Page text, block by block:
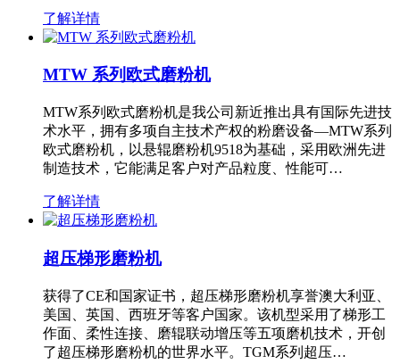
了解详情
MTW 系列欧式磨粉机
MTW系列欧式磨粉机是我公司新近推出具有国际先进技
术水平，拥有多项自主技术产权的粉磨设备—MTW系列
欧式磨粉机，以悬辊磨粉机9518为基础，采用欧洲先进
制造技术，它能满足客户对产品粒度、性能可…
了解详情
超压梯形磨粉机
获得了CE和国家证书，超压梯形磨粉机享誉澳大利亚、
美国、英国、西班牙等客户国家。该机型采用了梯形工
作面、柔性连接、磨辊联动增压等五项磨机技术，开创
了超压梯形磨粉机的世界水平。TGM系列超压…